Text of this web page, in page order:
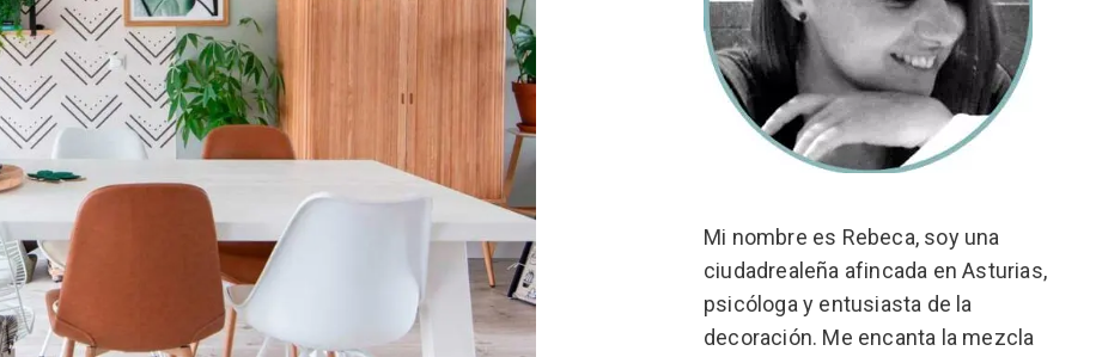
Mi nombre es Rebeca, soy una
ciudadrealeña afincada en Asturias,
psicóloga y entusiasta de la
decoración. Me encanta la mezcla